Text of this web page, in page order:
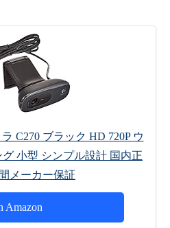
C270 ブラック HD 720P ウ
小型 シンプル設計 国内正
メーカー保証
Amazon